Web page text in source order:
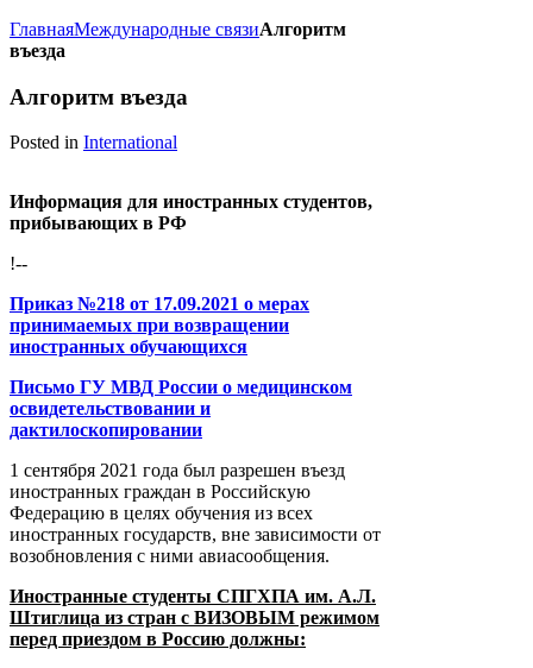
ГлавнаяМеждународные связиАлгоритм
въезда
Алгоритм въезда
Posted in International
Информация для иностранных студентов,
прибывающих в РФ
!--
Приказ №218 от 17.09.2021 о мерах
принимаемых при возвращении
иностранных обучающихся
Письмо ГУ МВД России о медицинском
освидетельствовании и
дактилоскопировании
1 сентября 2021 года был разрешен въезд
иностранных граждан в Российскую
Федерацию в целях обучения из всех
иностранных государств, вне зависимости от
возобновления с ними авиасообщения.
Иностранные студенты СПГХПА им. А.Л.
Штиглица из стран с ВИЗОВЫМ режимом
перед приездом в Россию должны: